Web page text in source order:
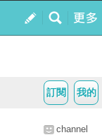
我的
訂閱
channel